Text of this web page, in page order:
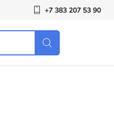
+7 383 207 53 90